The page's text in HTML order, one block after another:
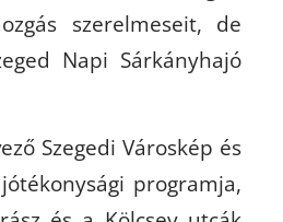
szerelmeseit, de
Napi Sárkányhajó
Szegedi Városkép és
programja,